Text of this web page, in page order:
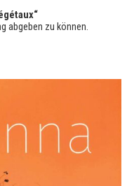
abgeben zu können.